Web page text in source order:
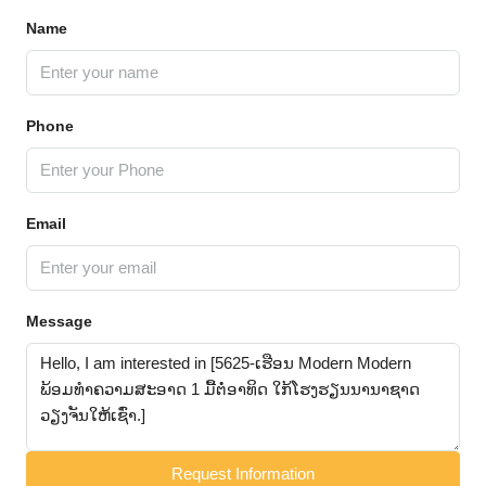
Name
Phone
Email
Message
Request Information